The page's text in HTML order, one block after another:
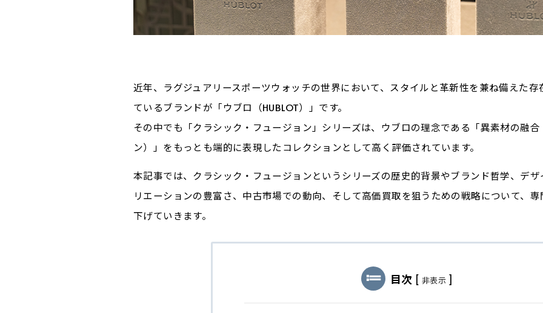
近年、ラグジュアリースポーツウォッチの世界において、スタイルと革新性を兼ね備えた
ているブランドが「ウブロ（HUBLOT）」です。
その中でも「クラシック・フュージョン」シリーズは、ウブロの理念である「異素材の融
ン）」をもっとも端的に表現したコレクションとして高く評価されています。
本記事では、クラシック・フュージョンというシリーズの歴史的背景やブランド哲学、デ
リエーションの豊富さ、中古市場での動向、そして高価買取を狙うための戦略について、
下げていきます。
目次 [ 非表示 ]